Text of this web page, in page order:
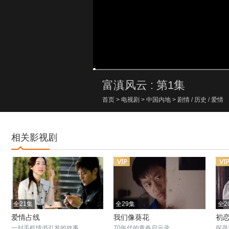
00:00/00:00
富滇风云 : 第1集
首页 > 电视剧 > 中国内地 > 剧情 / 历史 / 爱情
相关影视剧
全21集
爱情占线
全29集
我们像葵花
全
初